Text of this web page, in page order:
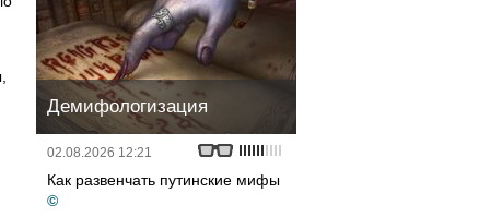
Демифологизация
02.08.2026 12:21
Как развенчать путинские мифы
©